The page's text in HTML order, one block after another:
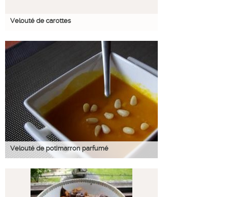
Velouté de carottes
Velouté de potimarron parfumé